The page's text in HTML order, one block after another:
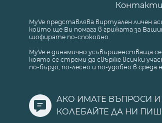
Контакти
MyVe представлява виртуален личен
който ще Ви помага в грижата за
шофирате по-спокойно.
MyVe е динамично усъвършенстваща
която се стреми да свърже всички
по-бързо, по-лесно и по-удобно в среда
АКО ИМАТЕ ВЪПРОСИ И
КОЛЕБАЙТЕ ДА НИ